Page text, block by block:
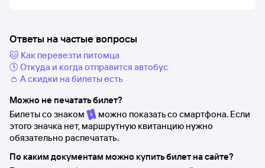
Ответы на частые вопросы
🐱 Как перевезти питомца
🕔 Откуда и когда отправится автобус
👛 А скидки на билеты есть
Можно не печатать билет?
Билеты со знаком
можно показать со смартфона. Если
этого значка нет, маршрутную квитанцию нужно
обязательно распечатать.
По каким документам можно купить билет на сайте?